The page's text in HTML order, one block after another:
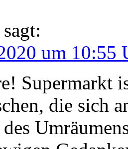
sagt:
um 10:55
die sich